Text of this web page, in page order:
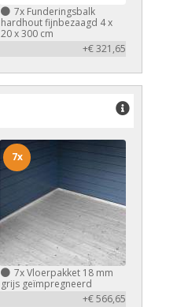
7x Funderingsbalk
hardhout fijnbezaagd 4 x
20 x 300 cm
+€ 321,65
7xVloerpakket 18 mm
grijs geïmpregneerd
+€ 566,65
7x